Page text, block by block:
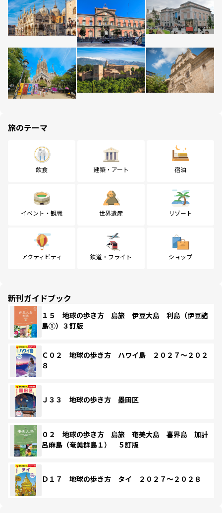
旅のテーマ
飲食 建築・アート 宿泊
イベント・観戦 世界遺産 リゾート
アクティビティ 鉄道・フライト ショップ
新刊ガイドブック
１５ 地球の歩き方 島旅 伊豆大島 利島（伊豆諸
島①）３訂版
Ｃ０２ 地球の歩き方 ハワイ島 ２０２７～２０２
８
Ｊ３３ 地球の歩き方 墨田区
０２ 地球の歩き方 島旅 奄美大島 喜界島 加計
呂麻島（奄美群島１） ５訂版
Ｄ１７ 地球の歩き方 タイ ２０２７～２０２８